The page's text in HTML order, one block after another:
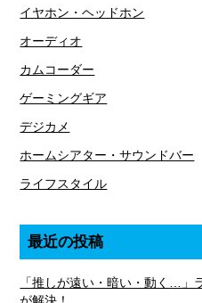
イヤホン・ヘッドホン
オーディオ
カムコーダー
ゲーミングギア
デジカメ
ホームシアター・サウンドバー
ライフスタイル
最近の投稿
「推しが遠い・暗い・動く…」